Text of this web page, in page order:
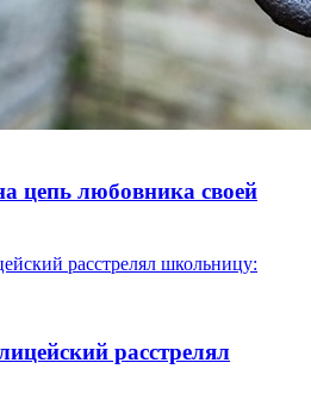
цепь любовника своей
расстрелял